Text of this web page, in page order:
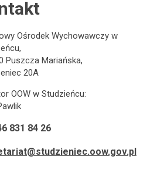
Ośrodek Wychowawczy w
Puszcza Mariańska,
20A
OOW w Studzieńcu:
831 84 26